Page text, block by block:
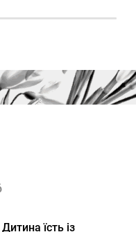
їсть із